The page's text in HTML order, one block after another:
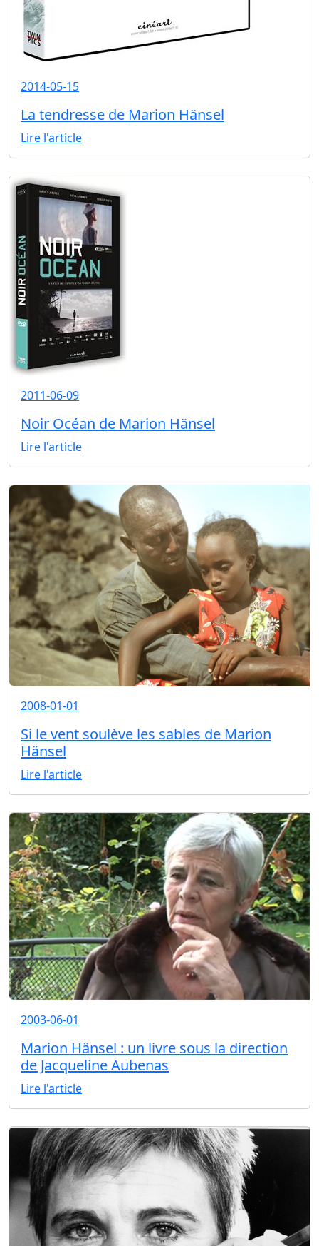
2014-05-15
La tendresse de Marion Hänsel
Lire l'article
2011-06-09
Noir Océan de Marion Hänsel
Lire l'article
2008-01-01
Si le vent soulève les sables de Marion
Hänsel
Lire l'article
2003-06-01
Marion Hänsel : un livre sous la direction
de Jacqueline Aubenas
Lire l'article